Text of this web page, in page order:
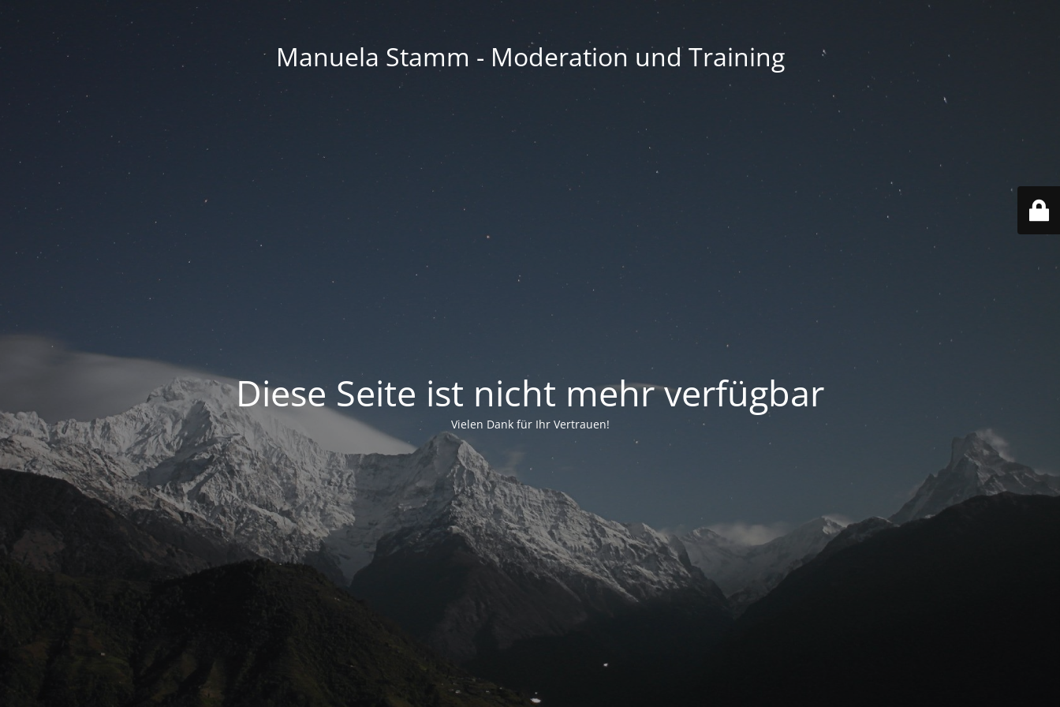
Manuela Stamm - Moderation und Training
Diese Seite ist nicht mehr verfügbar
Vielen Dank für Ihr Vertrauen!